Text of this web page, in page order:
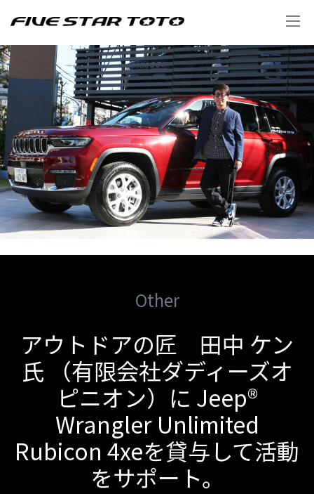
Other
アウトドアの匠 田中 ケン
氏 （有限会社ダディーズオ
ピニオン）に Jeep®
Wrangler Unlimited
Rubicon 4xeを貸与して活動
をサポート。